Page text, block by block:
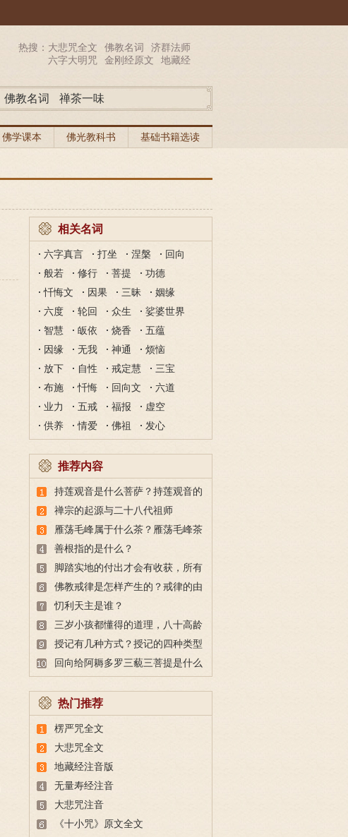
热搜： 大悲咒全文 佛教名词
济群法师
六字大明咒
金刚经原文 地藏经
佛教名词 禅茶一味
佛学课本 佛光教科书 基础书籍选读
相关名词
六字真言 打坐 涅槃
回向
般若
修行 菩提
功德
忏悔文
因果 三昧
姻缘
六度
轮回 众生
娑婆世界
智慧
皈依 烧香
五蕴
因缘
无我 神通
烦恼
放下
自性 戒定慧
三宝
布施
忏悔 回向文
六道
业力
五戒 福报
虚空
供养
情爱 佛祖 发心
推荐内容
持莲观音是什么菩萨？持莲观音的
故事
禅宗的起源与二十八代祖师
雁荡毛峰属于什么茶？雁荡毛峰茶
的特点与由来
善根指的是什么？
脚踏实地的付出才会有收获，所有
的付出都不会白费
佛教戒律是怎样产生的？戒律的由
来
忉利天主是谁？
三岁小孩都懂得的道理，八十高龄
也未必做得到
授记有几种方式？授记的四种类型
回向给阿耨多罗三藐三菩提是什么
热门推荐
楞严咒全文
大悲咒全文
地藏经注音版
无量寿经注音
大悲咒注音
《十小咒》原文全文